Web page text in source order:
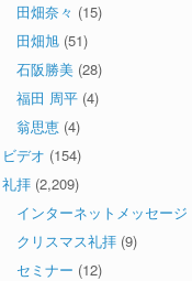
田畑奈々 (15)
田畑旭 (51)
石阪勝美 (28)
福田 周平 (4)
翁思恵 (4)
ビデオ (154)
礼拝 (2,209)
インターネットメッセージ
クリスマス礼拝 (9)
セミナー (12)